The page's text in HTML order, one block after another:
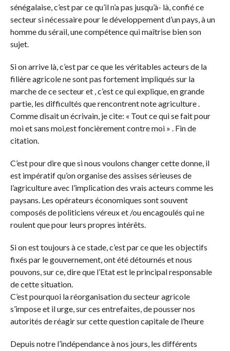
sénégalaise, c’est par ce qu’il n’a pas jusqu’à- là, confié ce
secteur si nécessaire pour le développement d’un pays, à un
homme du sérail, une compétence qui maîtrise bien son
sujet.
Si on arrive là, c’est par ce que les véritables acteurs de la
filière agricole ne sont pas fortement impliqués sur la
marche de ce secteur et , c’est ce qui explique, en grande
partie, les difficultés que rencontrent note agriculture .
Comme disait un écrivain, je cite: « Tout ce qui se fait pour
moi et sans moi,est foncièrement contre moi » . Fin de
citation.
C’est pour dire que si nous voulons changer cette donne, il
est impératif qu’on organise des assises sérieuses de
l’agriculture avec l’implication des vrais acteurs comme les
paysans. Les opérateurs économiques sont souvent
composés de politiciens véreux et /ou encagoulés qui ne
roulent que pour leurs propres intérêts.
Si on est toujours à ce stade, c’est par ce que les objectifs
fixés par le gouvernement, ont été détournés et nous
pouvons, sur ce, dire que l’Etat est le principal responsable
de cette situation.
C’est pourquoi la réorganisation du secteur agricole
s’impose et il urge, sur ces entrefaites, de pousser nos
autorités de réagir sur cette question capitale de l’heure
Depuis notre l’indépendance à nos jours, les différents